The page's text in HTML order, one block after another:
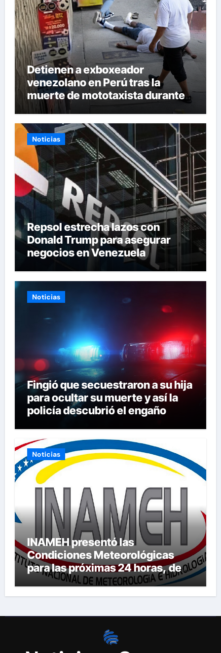
Detienen a exboxeador
venezolano en Perú tras la
muerte de mototaxista durante
una riña
Noticias
Repsol estrecha lazos con
Donald Trump para asegurar
negocios en Venezuela
Noticias
Fingió que secuestraron a su hija
para ocultar su muerte y así la
policía descubrió el engaño
Noticias
INAMEH presentó las
Condiciones Meteorológicas
para las próximas 24 horas, de
este domingo 9 de agosto 2026